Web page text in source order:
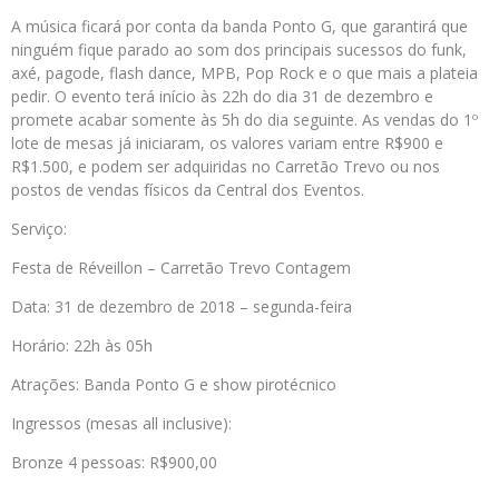
A música ficará por conta da banda Ponto G, que garantirá que
ninguém fique parado ao som dos principais sucessos do funk,
axé, pagode, flash dance, MPB, Pop Rock e o que mais a plateia
pedir. O evento terá início às 22h do dia 31 de dezembro e
promete acabar somente às 5h do dia seguinte. As vendas do 1º
lote de mesas já iniciaram, os valores variam entre R$900 e
R$1.500, e podem ser adquiridas no Carretão Trevo ou nos
postos de vendas físicos da Central dos Eventos.
Serviço:
Festa de Réveillon – Carretão Trevo Contagem
Data: 31 de dezembro de 2018 – segunda-feira
Horário: 22h às 05h
Atrações: Banda Ponto G e show pirotécnico
Ingressos (mesas all inclusive):
Bronze 4 pessoas: R$900,00